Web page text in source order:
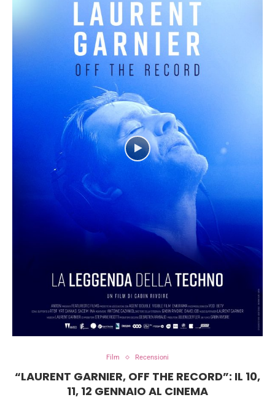
Film Recensioni
“LAURENT GARNIER, OFF THE RECORD”: IL 10,
11, 12 GENNAIO AL CINEMA